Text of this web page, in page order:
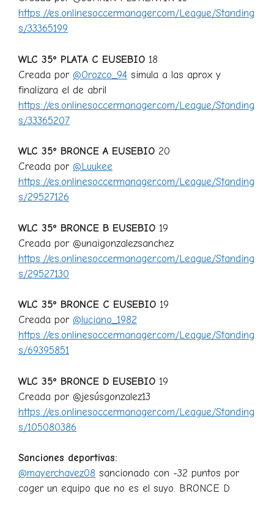
https://es.onlinesoccermanager.com/League/Standing
s/33365199
WLC 35º PLATA C EUSEBIO 18
Creada por @Orozco_94 simula a las aprox y
finalizara el de abril
https://es.onlinesoccermanager.com/League/Standing
s/33365207
WLC 35º BRONCE A EUSEBIO 20
Creada por @Luukee
https://es.onlinesoccermanager.com/League/Standing
s/29527126
WLC 35º BRONCE B EUSEBIO 19
Creada por @unaigonzalezsanchez
https://es.onlinesoccermanager.com/League/Standing
s/29527130
WLC 35º BRONCE C EUSEBIO 19
Creada por @luciano_1982
https://es.onlinesoccermanager.com/League/Standing
s/69395851
WLC 35º BRONCE D EUSEBIO 19
Creada por @jesúsgonzalez13
https://es.onlinesoccermanager.com/League/Standing
s/105080386
Sanciones deportivas:
@mayerchavez08 sancionado con -32 puntos por
coger un equipo que no es el suyo. BRONCE D